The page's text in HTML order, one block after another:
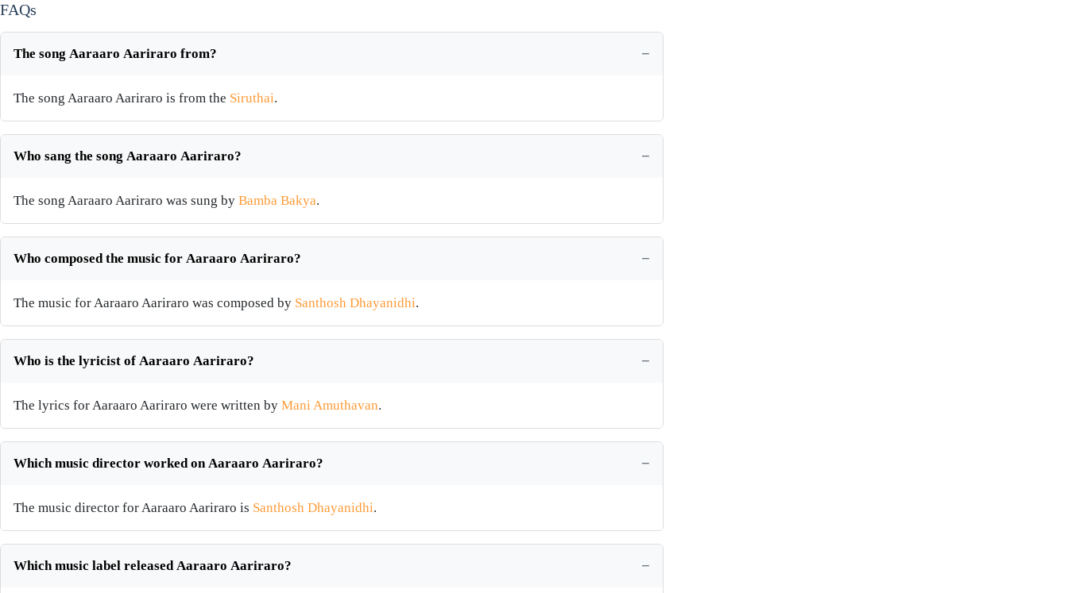
FAQs
The song Aaraaro Aariraro from?
The song Aaraaro Aariraro is from the Siruthai.
Who sang the song Aaraaro Aariraro?
The song Aaraaro Aariraro was sung by Bamba Bakya.
Who composed the music for Aaraaro Aariraro?
The music for Aaraaro Aariraro was composed by Santhosh Dhayanidhi.
Who is the lyricist of Aaraaro Aariraro?
The lyrics for Aaraaro Aariraro were written by Mani Amuthavan.
Which music director worked on Aaraaro Aariraro?
The music director for Aaraaro Aariraro is Santhosh Dhayanidhi.
Which music label released Aaraaro Aariraro?